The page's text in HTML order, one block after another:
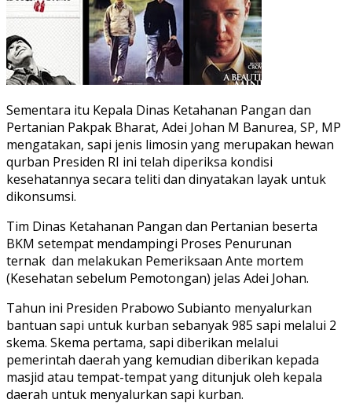
Sementara itu Kepala Dinas Ketahanan Pangan dan
Pertanian Pakpak Bharat, Adei Johan M Banurea, SP, MP
mengatakan, sapi jenis limosin yang merupakan hewan
qurban Presiden RI ini telah diperiksa kondisi
kesehatannya secara teliti dan dinyatakan layak untuk
dikonsumsi.
Tim Dinas Ketahanan Pangan dan Pertanian beserta
BKM setempat mendampingi Proses Penurunan
ternak dan melakukan Pemeriksaan Ante mortem
(Kesehatan sebelum Pemotongan) jelas Adei Johan.
Tahun ini Presiden Prabowo Subianto menyalurkan
bantuan sapi untuk kurban sebanyak 985 sapi melalui 2
skema. Skema pertama, sapi diberikan melalui
pemerintah daerah yang kemudian diberikan kepada
masjid atau tempat-tempat yang ditunjuk oleh kepala
daerah untuk menyalurkan sapi kurban.